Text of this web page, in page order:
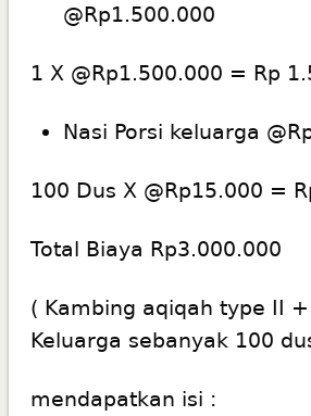
@Rp1.500.000
1 X @Rp1.500.000 = Rp
Nasi Porsi keluarga
100 Dus X @Rp15.000 =
Total Biaya Rp3.000.000
( Kambing aqiqah type II +
Keluarga sebanyak 100
mendapatkan isi :